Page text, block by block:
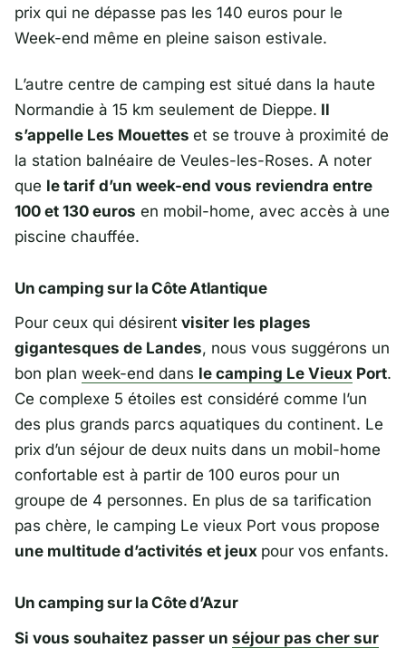
prix qui ne dépasse pas les 140 euros pour le
Week-end même en pleine saison estivale.
L’autre centre de camping est situé dans la haute
Normandie à 15 km seulement de Dieppe. Il
s’appelle Les Mouettes et se trouve à proximité de
la station balnéaire de Veules-les-Roses. A noter
que le tarif d’un week-end vous reviendra entre
100 et 130 euros en mobil-home, avec accès à une
piscine chauffée.
Un camping sur la Côte Atlantique
Pour ceux qui désirent visiter les plages
gigantesques de Landes, nous vous suggérons un
bon plan week-end dans le camping Le Vieux Port.
Ce complexe 5 étoiles est considéré comme l’un
des plus grands parcs aquatiques du continent. Le
prix d’un séjour de deux nuits dans un mobil-home
confortable est à partir de 100 euros pour un
groupe de 4 personnes. En plus de sa tarification
pas chère, le camping Le vieux Port vous propose
une multitude d’activités et jeux pour vos enfants.
Un camping sur la Côte d’Azur
Si vous souhaitez passer un séjour pas cher sur